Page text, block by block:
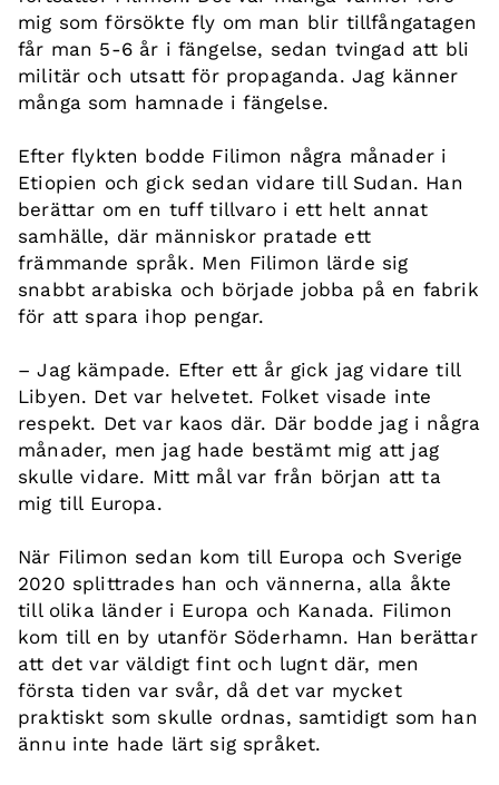
mig som försökte fly om man blir tillfångatagen
får man 5-6 år i fängelse, sedan tvingad att bli
militär och utsatt för propaganda. Jag känner
många som hamnade i fängelse.
Efter flykten bodde Filimon några månader i
Etiopien och gick sedan vidare till Sudan. Han
berättar om en tuff tillvaro i ett helt annat
samhälle, där människor pratade ett
främmande språk. Men Filimon lärde sig
snabbt arabiska och började jobba på en fabrik
för att spara ihop pengar.
– Jag kämpade. Efter ett år gick jag vidare till
Libyen. Det var helvetet. Folket visade inte
respekt. Det var kaos där. Där bodde jag i några
månader, men jag hade bestämt mig att jag
skulle vidare. Mitt mål var från början att ta
mig till Europa.
När Filimon sedan kom till Europa och Sverige
2020 splittrades han och vännerna, alla åkte
till olika länder i Europa och Kanada. Filimon
kom till en by utanför Söderhamn. Han berättar
att det var väldigt fint och lugnt där, men
första tiden var svår, då det var mycket
praktiskt som skulle ordnas, samtidigt som han
ännu inte hade lärt sig språket.